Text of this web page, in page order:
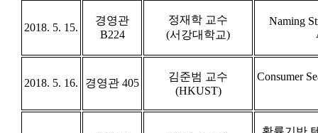
2018. 5. 15.
경영관
B224
정재학 교수
(서강대학교)
Naming
2018. 5. 16. 경영관 405
김준범 교수
(HKUST)
Consumer